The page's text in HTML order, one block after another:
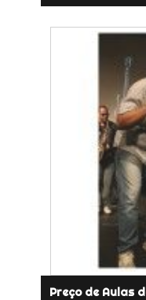
Preço de Aulas